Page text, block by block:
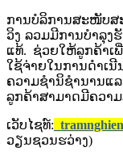
ການບໍລິການສະໜັບສ
ວິງ ລວມມີການບຳລຸງ
ແທ້. ຊ່ວຍໃຫ້ລູກຄ້າເ
ໃຊ້ຈ່າຍໃນການດໍາ
ຄວາມຊໍານິຊໍານານແລ
ລູກຄ້າສາມາດມີຄວາ
ເວັບໄຊທ໌:
ວຽນຊວນຮວ່າງ)